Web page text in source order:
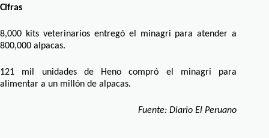
Cifras
8,000 kits veterinarios entregó el minagri para atender a
800,000 alpacas.
121 mil unidades de Heno compró el minagri para
alimentar a un millón de alpacas.
Fuente: Diario El Peruano